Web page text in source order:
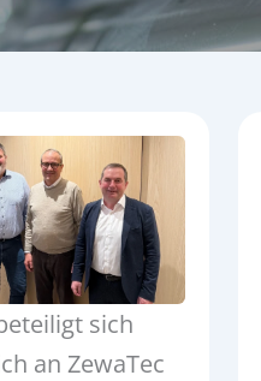
sich
an ZewaTec